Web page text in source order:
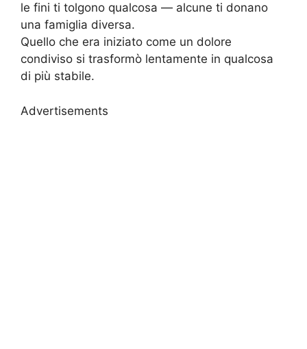
le fini ti tolgono qualcosa — alcune ti donano
una famiglia diversa.
Quello che era iniziato come un dolore
condiviso si trasformò lentamente in qualcosa
di più stabile.
Advertisements